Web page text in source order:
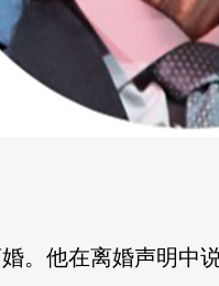
。他在离婚声明中